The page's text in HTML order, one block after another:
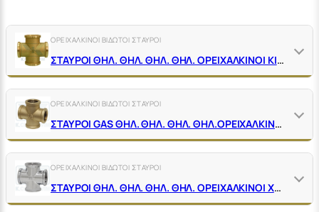
ΟΡΕΙΧΑΛΚΙΝΟΙ ΒΙΔΩΤΟΙ ΣΤΑΥΡΟΙ
ΣΤΑΥΡΟΙ ΘΗΛ. ΘΗΛ. ΘΗΛ. ΘΗΛ. ΟΡΕΙΧΑΛΚΙΝΟΙ ΚΙΤΡΙΝΟΙ
ΟΡΕΙΧΑΛΚΙΝΟΙ ΒΙΔΩΤΟΙ ΣΤΑΥΡΟΙ
ΣΤΑΥΡΟΙ GΑS ΘΗΛ. ΘΗΛ. ΘΗΛ. ΘΗΛ.ΟΡΕΙΧΑΛΚΙΝΟΙ ΚΙΤΡΙΝΟΙ
ΟΡΕΙΧΑΛΚΙΝΟΙ ΒΙΔΩΤΟΙ ΣΤΑΥΡΟΙ
ΣΤΑΥΡΟΙ ΘΗΛ. ΘΗΛ. ΘΗΛ. ΘΗΛ. ΟΡΕΙΧΑΛΚΙΝΟΙ ΧΡΩΜΕ